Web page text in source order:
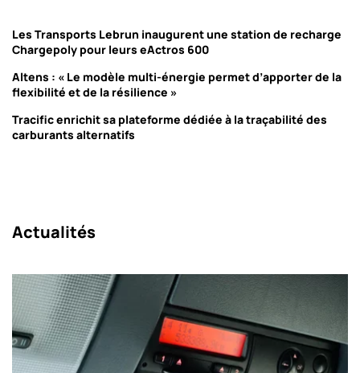
Les Transports Lebrun inaugurent une station de recharge
Chargepoly pour leurs eActros 600
Altens : « Le modèle multi-énergie permet d’apporter de la
flexibilité et de la résilience »
Tracific enrichit sa plateforme dédiée à la traçabilité des
carburants alternatifs
Actualités